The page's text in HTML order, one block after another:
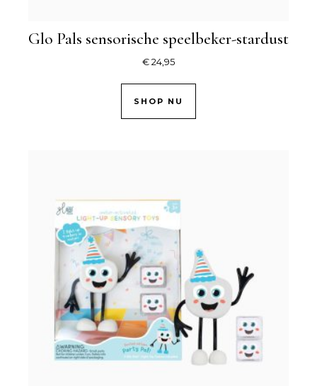
Glo Pals sensorische speelbeker-stardust
€24,95
SHOP NU